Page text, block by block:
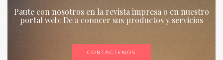
Paute con nosotros en la revista impresa o en nuestro
portal web: De a conocer sus productos y servicios
CONTÁCTENOS